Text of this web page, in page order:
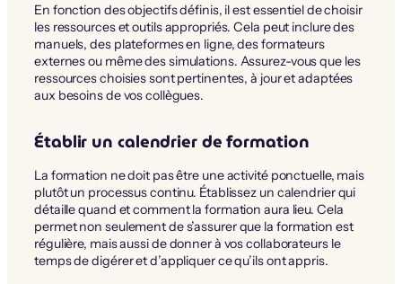
En fonction des objectifs définis, il est essentiel de choisir
les ressources et outils appropriés. Cela peut inclure des
manuels, des plateformes en ligne, des formateurs
externes ou même des simulations. Assurez-vous que les
ressources choisies sont pertinentes, à jour et adaptées
aux besoins de vos collègues.
Établir un calendrier de formation
La formation ne doit pas être une activité ponctuelle, mais
plutôt un processus continu. Établissez un calendrier qui
détaille quand et comment la formation aura lieu. Cela
permet non seulement de s’assurer que la formation est
régulière, mais aussi de donner à vos collaborateurs le
temps de digérer et d’appliquer ce qu’ils ont appris.